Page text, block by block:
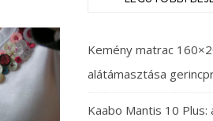
Kemény matrac
alátámasztása
Kaabo Mantis 10 Plus: